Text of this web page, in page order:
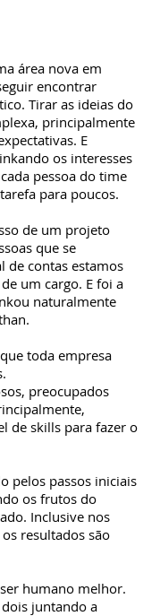
área nova em
encontrar
Tirar as ideias do
principalmente
E
os interesses
pessoa do time
para poucos.
de um projeto
que se
de contas estamos
um cargo. E foi a
naturalmente
toda empresa
preocupados
de skills para fazer o
pelos passos iniciais
os frutos do
Inclusive nos
resultados são
humano melhor.
juntando a